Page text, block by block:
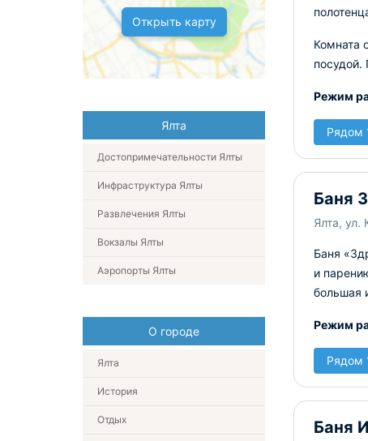
Комната
посудой.
Режим
Рядом
Баня
Ялта, ул.
Баня
и
большая
Режим
Рядом
Баня
Открыть карту
Ялта
Достопримечательности Ялты
Инфраструктура Ялты
Развлечения Ялты
Вокзалы Ялты
Аэропорты Ялты
О городе
Ялта
История
Отдых